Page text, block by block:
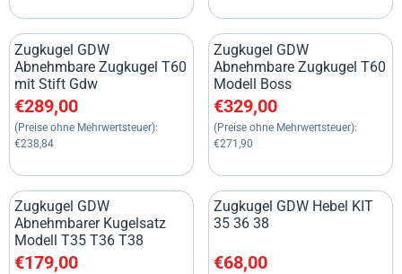
Zugkugel GDW
Abnehmbare Zugkugel T60
mit Stift Gdw
Preis: 289,00, ohne MwSt.: 238,84
€289,00
(Preise ohne Mehrwertsteuer):
€238,84
Zugkugel GDW
Abnehmbare Zugkugel T60
Modell Boss
Preis: 329,00, ohne MwSt.:
€329,00
(Preise ohne Mehrwertsteuer):
€271,90
Zugkugel GDW
Abnehmbarer Kugelsatz
Modell T35 T36 T38
Preis: 179,00, ohne MwSt.: 147,93
€179,00
Zugkugel GDW Hebel KIT
35 36 38
Preis: 68,00, ohne MwSt.:
€68,00